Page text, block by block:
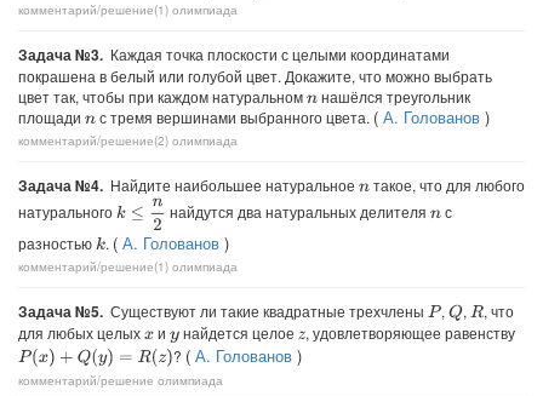
комментарий/решение(1) олимпиада
Задача №3. Каждая точка плоскости с целыми координатами
покрашена в белый или голубой цвет. Докажите, что можно выбрать
цвет так, чтобы при каждом натуральномnнашёлся треугольник
площади nс тремя вершинами выбранного цвета. ( А. Голованов)
комментарий/решение(2) олимпиада
Задача №4. Найдите наибольшее натуральное nтакое, что для любого
натурального k≤ n2 найдутся два натуральных делителяnс
разностьюk. ( А. Голованов)
комментарий/решение(1) олимпиада
Задача №5. Существуют ли такие квадратные трехчлены P, Q, R, что
для любых целыхx иyнайдется целое z, удовлетворяющее равенству
P(x)+Q(y )=R(z ? ( А. Голованов)
комментарий/решение олимпиада